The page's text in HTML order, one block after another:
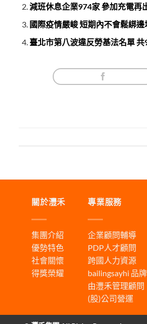
減班休息企業974家 參加充電再
國際疫情嚴峻 短期內不會鬆綁邊
臺北市第八波違反勞基法名單
關於灃禾
集團介紹
優勢特色
社會關懷
得獎榮耀
專業服務
企業顧問輔導
PDP人才顧問
跨國人力資源
bailingsayhi 品牌
由灃禾管理顧問
(股)公司營運